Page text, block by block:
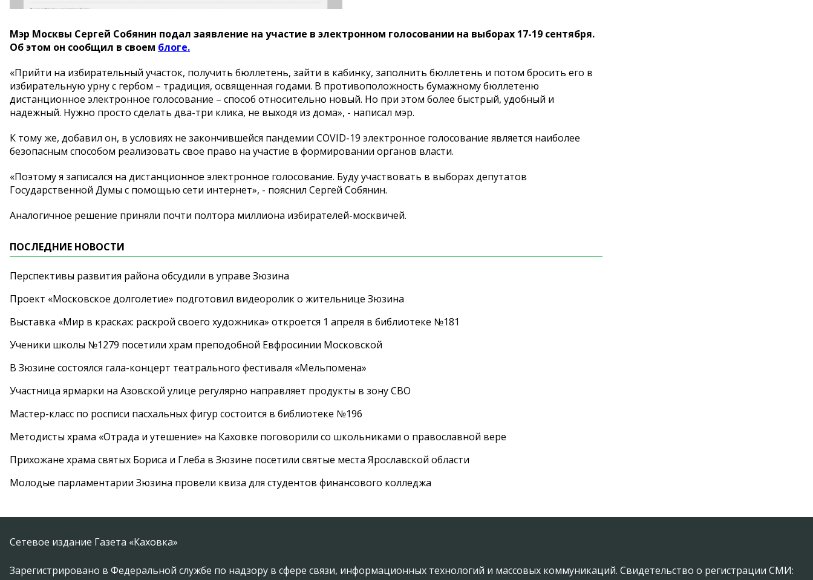
Мэр Москвы Сергей Собянин подал заявление на участие в электронном голосовании на выборах 17-19 сентября.
Об этом он сообщил в своем блоге.
«Прийти на избирательный участок, получить бюллетень, зайти в кабинку, заполнить бюллетень и потом бросить его в
избирательную урну с гербом – традиция, освященная годами. В противоположность бумажному бюллетеню
дистанционное электронное голосование – способ относительно новый. Но при этом более быстрый, удобный и
надежный. Нужно просто сделать два-три клика, не выходя из дома», - написал мэр.
К тому же, добавил он, в условиях не закончившейся пандемии COVID-19 электронное голосование является наиболее
безопасным способом реализовать свое право на участие в формировании органов власти.
«Поэтому я записался на дистанционное электронное голосование. Буду участвовать в выборах депутатов
Государственной Думы с помощью сети интернет», - пояснил Сергей Собянин.
Аналогичное решение приняли почти полтора миллиона избирателей-москвичей.
ПОСЛЕДНИЕ НОВОСТИ
Перспективы развития района обсудили в управе Зюзина
Проект «Московское долголетие» подготовил видеоролик о жительнице Зюзина
Выставка «Мир в красках: раскрой своего художника» откроется 1 апреля в библиотеке №181
Ученики школы №1279 посетили храм преподобной Евфросинии Московской
В Зюзине состоялся гала-концерт театрального фестиваля «Мельпомена»
Участница ярмарки на Азовской улице регулярно направляет продукты в зону СВО
Мастер-класс по росписи пасхальных фигур состоится в библиотеке №196
Методисты храма «Отрада и утешение» на Каховке поговорили со школьниками о православной вере
Прихожане храма святых Бориса и Глеба в Зюзине посетили святые места Ярославской области
Молодые парламентарии Зюзина провели квиза для студентов финансового колледжа
Сетевое издание Газета «Каховка»
Зарегистрировано в Федеральной службе по надзору в сфере связи, информационных технологий и массовых коммуникаций. Свидетельство о регистрации СМИ: